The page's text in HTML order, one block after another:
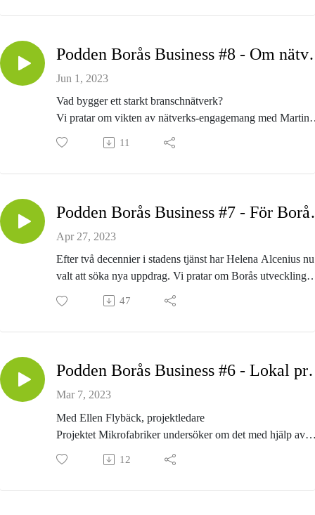
Podden
Jun 1, 2023
Vad bygger ett starkt branschnätverk?
Vi pratar om vikten av nätverks-engagemang med Martin
Kössler.
Han är bla grundare och fd generalsekreterare för
Programledare: Patrik Wermelin
11
Podden
Apr 27, 2023
Efter två decennier i stadens tjänst har Helena Alcenius nu
valt att söka nya uppdrag. Vi pratar om Borås utveckling
under dessa år och hur samverkan mellan staden,
och akademin varit en framgångsfaktor.
47
Podden
Mar 7, 2023
Med Ellen Flybäck, projektledare
Projektet Mikrofabriker undersöker om det med hjälp av
automation, det vill säga robotik, digitalisering och annan
teknologi, går att skapa lönsam och småskalig textil
12